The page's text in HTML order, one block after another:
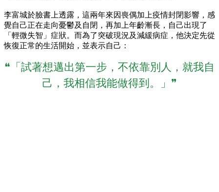
李富城於臉書上透露，這兩年來因喪偶加上疫情封閉影響，感
覺自己正在走向憂鬱及自閉，再加上年齡漸長，自己出現了
「輕微失智」症狀。而為了突破現況及減緩病症，他決定先從
恢復正常的生活開始，並表示自己：
❝「試著想邁出第一步，不依靠別人，就我自
己，我相信我能做得到。」❞